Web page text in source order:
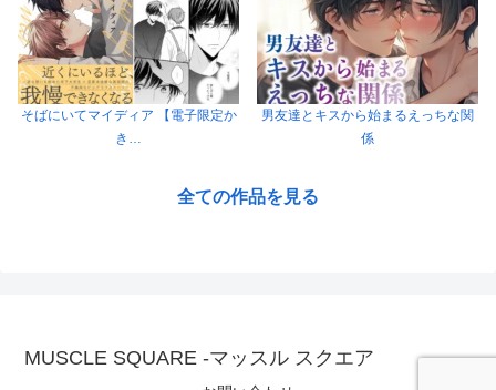
そばにいてマイディア 【電子限定か
き…
男友達とキスから始まるえっちな関
係
全ての作品を見る
MUSCLE SQUARE -マッスル スクエア